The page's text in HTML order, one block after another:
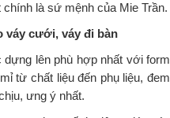
chính là sứ mệnh của Mie Trần.
váy cưới, váy đi bàn
lên phù hợp nhất với form
từ chất liệu đến phụ liệu, đem
ưng ý nhất.